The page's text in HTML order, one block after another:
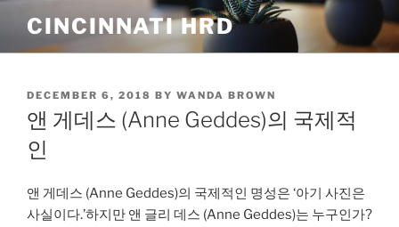
content
CINCINNATI HRD
POSTED
ON
DECEMBER 6, 2018 BY WANDA BROWN
앤 게데스 (Anne Geddes)의 국제적
인
앤 게데스 (Anne Geddes)의 국제적인 명성은 ‘아기 사진은
사실이다.’하지만 앤 글리 데스 (Anne Geddes)는 누구인가?